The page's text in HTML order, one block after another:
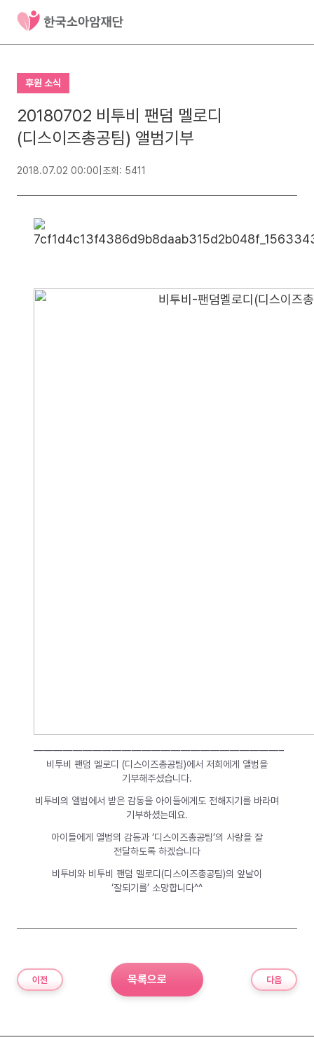
후원 소식
20180702 비투비 팬덤 멜로디
(디스이즈총공팀) 앨범기부
2018.07.02 00:00 조회: 5411
—————————————————————————–
비투비 팬덤 멜로디 (디스이즈총공팀)에서 저희에게 앨범을
기부해주셨습니다.
비투비의 앨범에서 받은 감동을 아이들에게도 전해지기를 바라며
기부하셨는데요.
아이들에게 앨범의 감동과 ‘디스이즈총공팀’의 사랑을 잘
전달하도록 하겠습니다
비투비와 비투비 팬덤 멜로디(디스이즈총공팀)의 앞날이
‘잘되기를’ 소망합니다^^
이전 목록으로 다음